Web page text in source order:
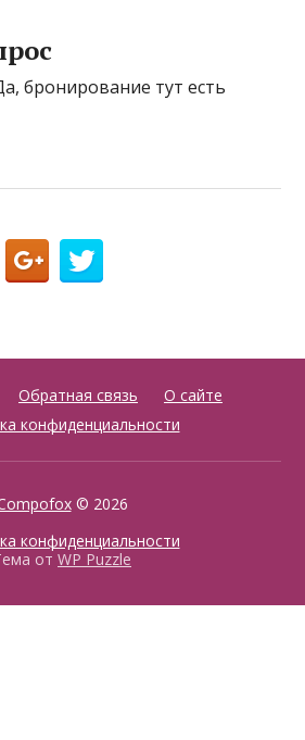
бронирование тут есть
Обратная связь
О сайте
конфиденциальности
© 2026
конфиденциальности
от WP Puzzle